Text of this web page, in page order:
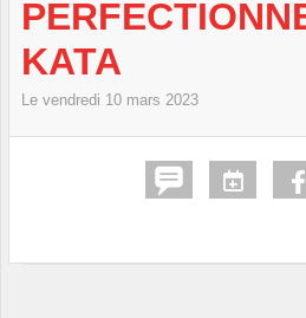
KATA
Le vendredi 10 mars 2023